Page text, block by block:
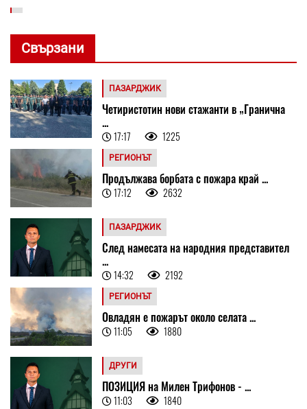
Свързани
ПАЗАРДЖИК
Четиристотин нови стажанти в „Гранична
...
17:17 1225
РЕГИОНЪТ
Продължава борбата с пожара край ...
17:12 2632
ПАЗАРДЖИК
След намесата на народния представител
...
14:32 2192
РЕГИОНЪТ
Овладян е пожарът около селата ...
11:05 1880
ДРУГИ
ПОЗИЦИЯ на Милен Трифонов - ...
11:03 1840